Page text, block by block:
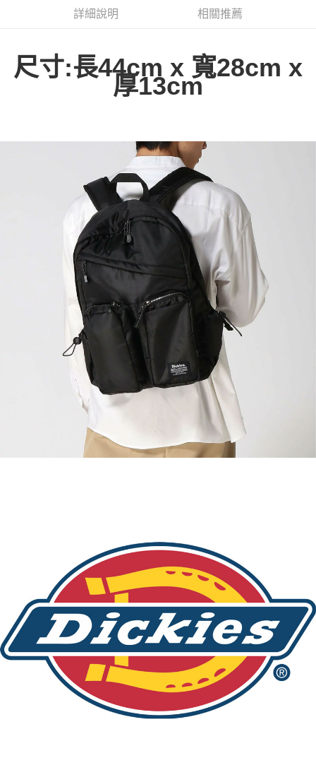
付款後全家取貨
每筆NT$60，滿NT$399(含以上)免運費
每筆NT$60，滿NT$399(含以上)免運費
每筆NT$60，滿NT$399(含以上)免運費
每筆NT$150，滿NT$6,000(含以上)免運費
付款後門市自取
詳細說明 相關推薦
尺寸:長44cm x 寬28cm x
厚13cm